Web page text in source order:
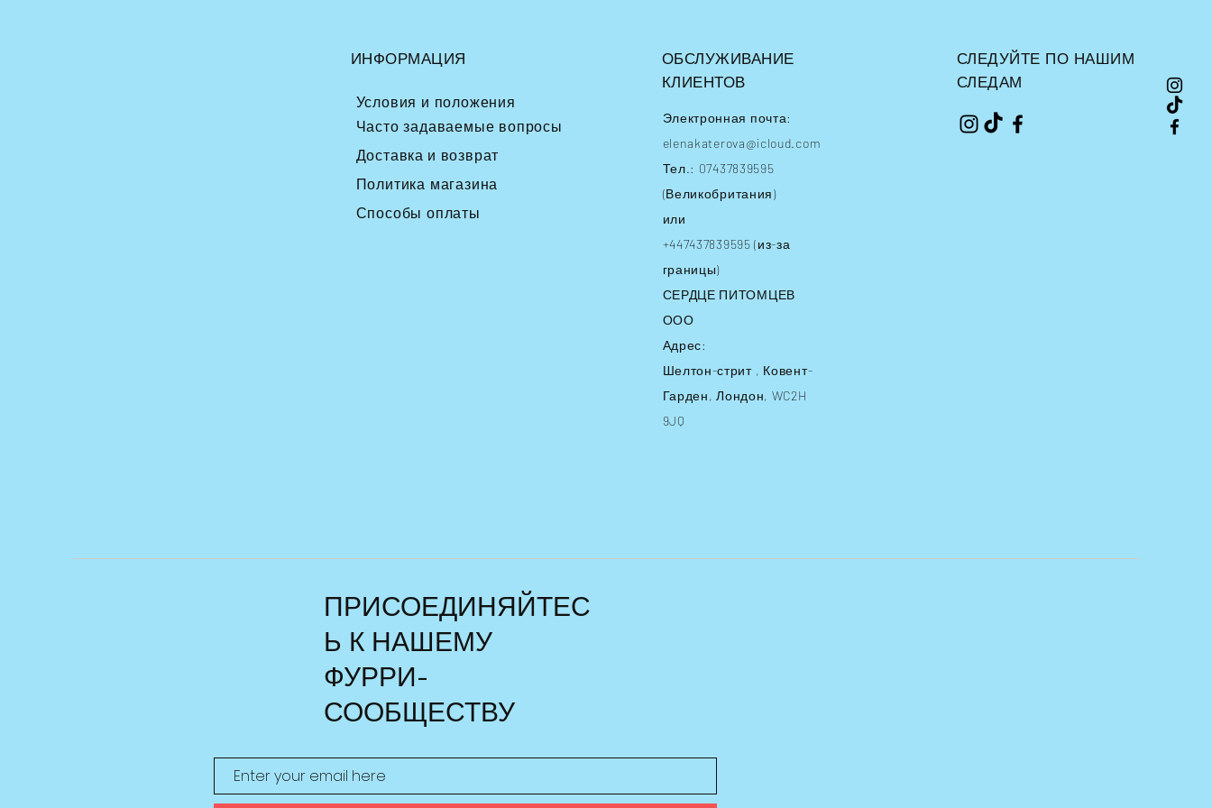
ИНФОРМАЦИЯ
Условия и положения
Часто задаваемые вопросы
Доставка и возврат
Политика магазина
Способы оплаты
ОБСЛУЖИВАНИЕ
КЛИЕНТОВ
Электронная почта:
elenakaterova@icloud.com
Тел.: 07437839595
(Великобритания)
или
+447437839595 (из-за
границы)
СЕРДЦЕ ПИТОМЦЕВ
ООО
Адрес:
Шелтон-стрит , Ковент-
Гарден, Лондон, WC2H
9JQ
СЛЕДУЙТЕ ПО НАШИМ
СЛЕДАМ
ПРИСОЕДИНЯЙТЕС
Ь К НАШЕМУ
ФУРРИ-
СООБЩЕСТВУ